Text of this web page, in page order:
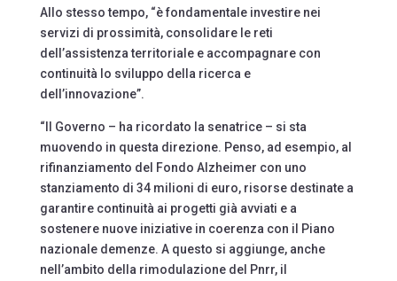
Allo stesso tempo, “è fondamentale investire nei
servizi di prossimità, consolidare le reti
dell’assistenza territoriale e accompagnare con
continuità lo sviluppo della ricerca e
dell’innovazione”.
“Il Governo – ha ricordato la senatrice – si sta
muovendo in questa direzione. Penso, ad esempio, al
rifinanziamento del Fondo Alzheimer con uno
stanziamento di 34 milioni di euro, risorse destinate a
garantire continuità ai progetti già avviati e a
sostenere nuove iniziative in coerenza con il Piano
nazionale demenze. A questo si aggiunge, anche
nell’ambito della rimodulazione del Pnrr, il